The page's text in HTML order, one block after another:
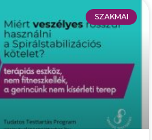
SZAKMAI